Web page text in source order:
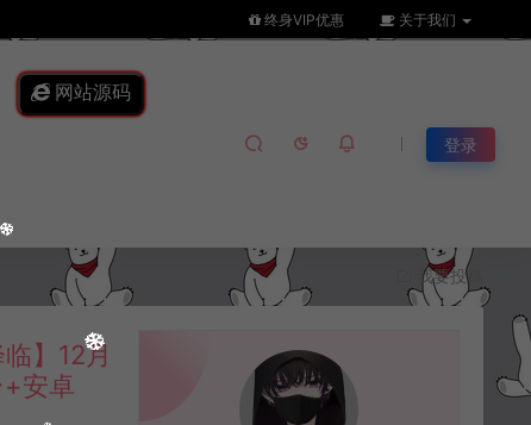
终身VIP优惠 关于我们
网站源码
登录
我要投稿
】12月
安卓